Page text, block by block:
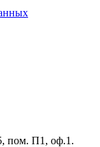
пом. П1, оф.1.